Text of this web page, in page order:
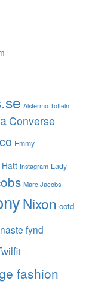
Alstermo Toffeln
Converse
Emmy
Hatt Instagram Lady
Marc Jacobs
Nixon ootd
fynd
fashion